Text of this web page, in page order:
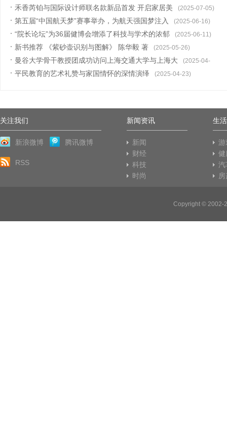
禾香芮铂与国际设计师联名款新品首发 开启家居美
(2025-07-05)
第五届“中国航天梦”赛事举办，为航天强国梦注入 (2025-06-16)
“院长论坛”为36届健博会增添了科技与学术的浓郁 (2025-06-11)
新书推荐 《紫砂壶识别与图解》 陈华毅 著 (2025-05-26)
曼谷大学骨干教授团成功访问上海交通大学与上海大 (2025-04-
23)
平民教育的艺术礼赞与家国情怀的深情演绎 (2025-04-23)
关注我们
新浪微博 腾讯微博
RSS
新闻资讯
新闻
财经
科技
时尚
生
游
健
汽
Copyright © 2002-